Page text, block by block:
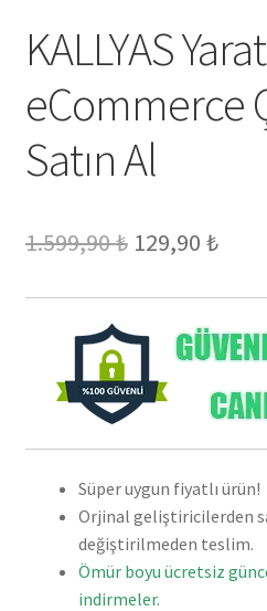
KALLYAS
eCommerce
Satın Al
1.599,90₺ Orijinal
1.599,90 ₺.
129,90 ₺Şu
Süper uygun fiyatlı ürün!
Orjinal geliştiricilerden
değiştirilmeden teslim.
Ömür boyu ücretsiz
indirmeler.